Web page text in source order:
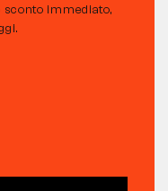
sconto immediato,